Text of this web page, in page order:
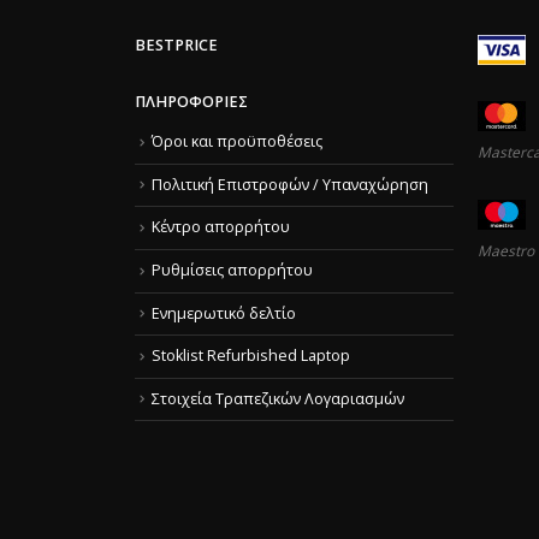
BESTPRICE
ΠΛΗΡΟΦΟΡΊΕΣ
Όροι και προϋποθέσεις
Πολιτική Επιστροφών / Υπαναχώρηση
Κέντρο απορρήτου
Ρυθμίσεις απορρήτου
Ενημερωτικό δελτίο
Stoklist Refurbished Laptop
Στοιχεία Τραπεζικών Λογαριασμών
Maestro